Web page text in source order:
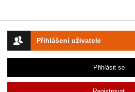
Přihlášení uživatele
Přihlásit se